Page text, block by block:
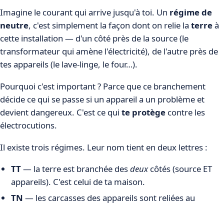
Imagine le courant qui arrive jusqu'à toi. Un régime de
neutre, c'est simplement la façon dont on relie la terreà
cette installation — d'un côté près de la source (le
transformateur qui amène l'électricité), de l'autre près de
tes appareils (le lave-linge, le four…).
Pourquoi c'est important ? Parce que ce branchement
décide ce qui se passe si un appareil a un problème et
devient dangereux. C'est ce qui te protège contre les
électrocutions.
Il existe trois régimes. Leur nom tient en deux lettres :
TT— la terre est branchée desdeuxcôtés (source ET
appareils). C'est celui de ta maison.
TN — les carcasses des appareils sont reliées au